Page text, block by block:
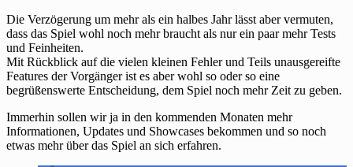
Die Verzögerung um mehr als ein halbes Jahr lässt aber vermuten,
dass das Spiel wohl noch mehr braucht als nur ein paar mehr Tests
und Feinheiten.
Mit Rückblick auf die vielen kleinen Fehler und Teils unausgereifte
Features der Vorgänger ist es aber wohl so oder so eine
begrüßenswerte Entscheidung, dem Spiel noch mehr Zeit zu geben.
Immerhin sollen wir ja in den kommenden Monaten mehr
Informationen, Updates und Showcases bekommen und so noch
etwas mehr über das Spiel an sich erfahren.